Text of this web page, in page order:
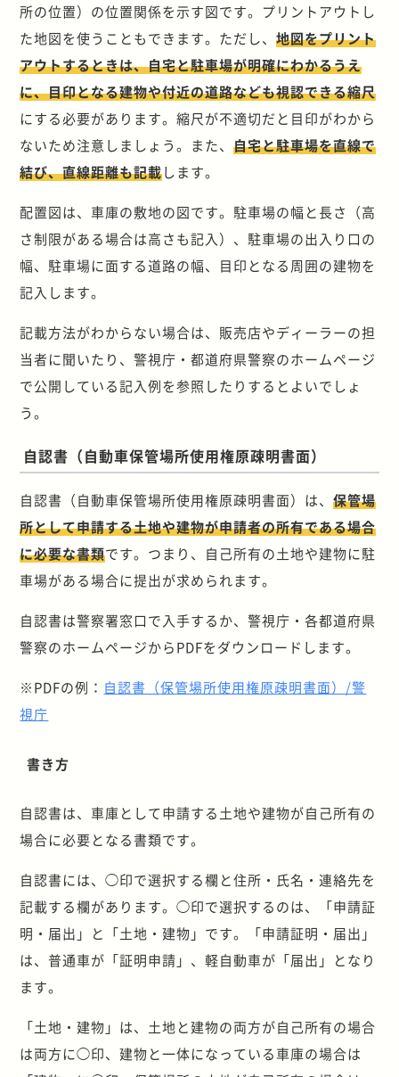
所の位置）の位置関係を示す図です。プリントアウトし
た地図を使うこともできます。ただし、地図をプリント
アウトするときは、自宅と駐車場が明確にわかるうえ
に、目印となる建物や付近の道路なども視認できる縮尺
にする必要があります。縮尺が不適切だと目印がわから
ないため注意しましょう。また、自宅と駐車場を直線で
結び、直線距離も記載します。
配置図は、車庫の敷地の図です。駐車場の幅と長さ（高
さ制限がある場合は高さも記入）、駐車場の出入り口の
幅、駐車場に面する道路の幅、目印となる周囲の建物を
記入します。
記載方法がわからない場合は、販売店やディーラーの担
当者に聞いたり、警視庁・都道府県警察のホームページ
で公開している記入例を参照したりするとよいでしょ
う。
自認書（自動車保管場所使用権原疎明書面）
自認書（自動車保管場所使用権原疎明書面）は、保管場
所として申請する土地や建物が申請者の所有である場合
に必要な書類です。つまり、自己所有の土地や建物に駐
車場がある場合に提出が求められます。
自認書は警察署窓口で入手するか、警視庁・各都道府県
警察のホームページからPDFをダウンロードします。
※PDFの例： 自認書（保管場所使用権原疎明書面）/警
視庁
書き方
自認書は、車庫として申請する土地や建物が自己所有の
場合に必要となる書類です。
自認書には、◯印で選択する欄と住所・氏名・連絡先を
記載する欄があります。◯印で選択するのは、「申請証
明・届出」と「土地・建物」です。「申請証明・届出」
は、普通車が「証明申請」、軽自動車が「届出」となり
ます。
「土地・建物」は、土地と建物の両方が自己所有の場合
は両方に◯印、建物と一体になっている車庫の場合は